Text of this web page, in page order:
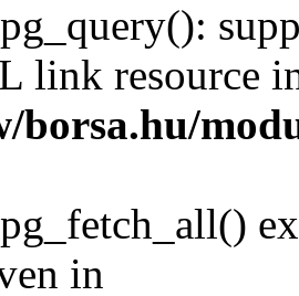
link resource
borsa.hu/
in